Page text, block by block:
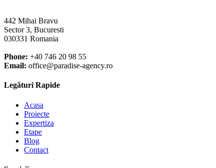
442 Mihai Bravu
Sector 3, Bucuresti
030331 Romania
Phone: +40 746 20 98 55
Email: office@paradise-agency.ro
Legături Rapide
Acasa
Proiecte
Expertiza
Etape
Blog
Contact